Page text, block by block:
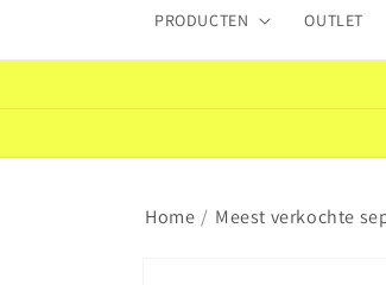
PRODUCTEN OUTLET
Home / Meest verkochte